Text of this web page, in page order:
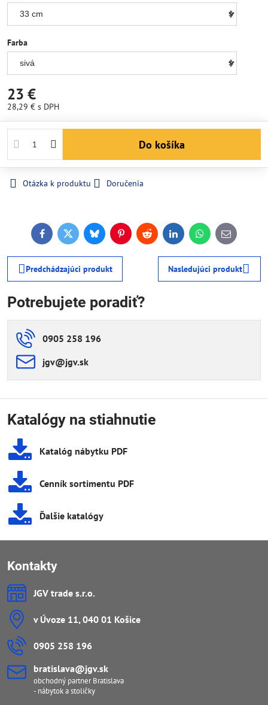
Farba
23 €
28,29 € s DPH
Do košíka
Otázka k produktu Doručenia
FacebookTwitterBlueskyPinterestReddit LinkedInWhatsApp
E-
mail
Predchádzajúci produkt Nasledujúci produkt
Potrebujete poradiť?
0905 258 196
jgv​@jgv​.sk
Katalógy na stiahnutie
Katalóg nábytku PDF
Cenník sortimentu PDF
Ďalšie katalógy
Kontakty
JGV trade s​.r​.o​.
v Úvoze 11, 040 01 Košice
0905 258 196
bratislava​@jgv​.sk
obchodný partner Bratislava
- nábytok a stoličky